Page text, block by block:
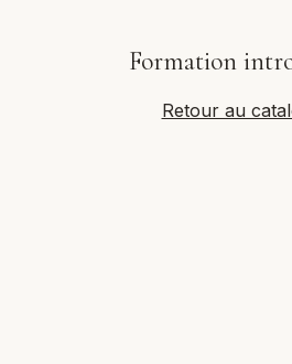
Formation
Retour au